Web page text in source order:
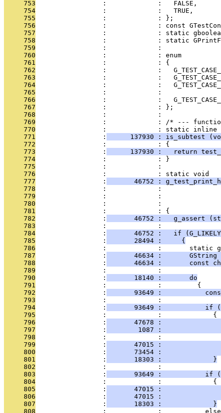
     753
:             :   FALSE,
     754
:             :   TRUE,
     755
                 :             : };
     756
:             : const
     757
:             : static
     758
:             : static
     759
                 :             :
     760
                 :             : enum
     761
                 :             : {
     762
:             :
     763
:             :
     764
:             :
     765
                 :             :
     766
:             :
     767
                 :             : };
     768
                 :             :
     769
:             : /* ---
     770
:             : static inline
     771
                 :
137930 : is_subtest
     772
                 :             : {
     773
                 :
137930 :   return
     774
                 :             : }
     775
                 :             :
     776
                 :             : static void
     777
                 :
46752 :
     778
:             :
     779
:             :
     780
:             :
     781
                 :             : {
     782
                 :
46752 :   g_assert
     783
                 :             :
     784
                 :
46752 :   if
     785
                 :
       28494 :     {
     786
:             :       static
     787
                 :
46634 :       GString
     788
                 :
46634 :       const
     789
                 :             :
     790
                 :
       18140 :       do
     791
                 :             :         {
     792
                 :
93649 :
     793
                 :             :
     794
                 :
93649 :           if
     795
                 :             :             {
     796
                 :
47678 :
     797
                 :
1087 :
     798
                 :             :
     799
                 :
47015 :
     800
                 :
73454 :
     801
                 :
       18303 :             }
     802
                 :             :
     803
                 :
93649 :           if
     804
                 :             :             {
     805
                 :
47015 :
     806
                 :
47015 :
     807
                 :
       18303 :             }
     808
                 :             :           else